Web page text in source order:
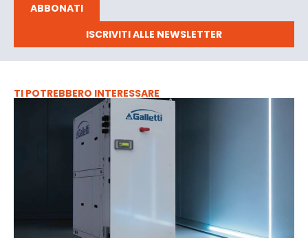
ABBONATI
ISCRIVITI ALLE NEWSLETTER
TI POTREBBERO INTERESSARE